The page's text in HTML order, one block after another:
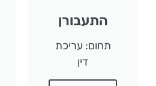
התעבורן
תחום: עריכת
דין